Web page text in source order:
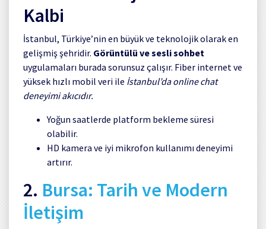
Kalbi
İstanbul, Türkiye’nin en büyük ve teknolojik olarak en
gelişmiş şehridir. Görüntülü ve sesli sohbet
uygulamaları burada sorunsuz çalışır. Fiber internet ve
yüksek hızlı mobil veri ile İstanbul’da online chat
deneyimi akıcıdır.
Yoğun saatlerde platform bekleme süresi
olabilir.
HD kamera ve iyi mikrofon kullanımı deneyimi
artırır.
2. Bursa: Tarih ve Modern
İletişim